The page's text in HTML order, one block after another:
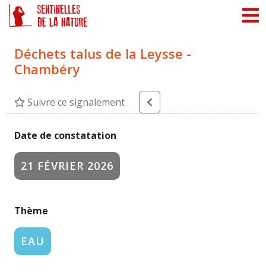
Déchets talus de la Leysse -
Chambéry
Suivre ce signalement
Date de constatation
21 FÉVRIER 2026
Thème
EAU
Panneau de gestion des cookies